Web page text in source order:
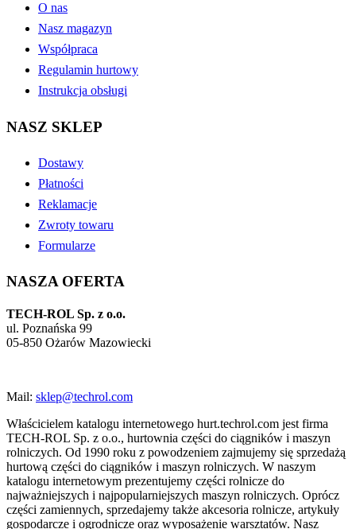
O nas
Nasz magazyn
Współpraca
Regulamin hurtowy
Instrukcja obsługi
NASZ SKLEP
Dostawy
Płatności
Reklamacje
Zwroty towaru
Formularze
NASZA OFERTA
TECH-ROL Sp. z o.o.
ul. Poznańska 99
05-850 Ożarów Mazowiecki
Mail: sklep@techrol.com
Właścicielem katalogu internetowego hurt.techrol.com jest firma
TECH-ROL Sp. z o.o., hurtownia części do ciągników i maszyn
rolniczych. Od 1990 roku z powodzeniem zajmujemy się sprzedażą
hurtową części do ciągników i maszyn rolniczych. W naszym
katalogu internetowym prezentujemy części rolnicze do
najważniejszych i najpopularniejszych maszyn rolniczych. Oprócz
części zamiennych, sprzedajemy także akcesoria rolnicze, artykuły
gospodarcze i ogrodnicze oraz wyposażenie warsztatów. Nasz